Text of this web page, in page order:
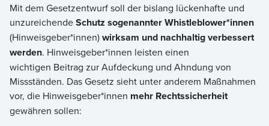
Mit dem Gesetzentwurf soll der bislang lückenhafte und
unzureichendeSchutz sogenannter Whistleblower*innen
(Hinweisgeber*innen)wirksam und nachhaltig verbessert
werden. Hinweisgeber*innen leisten einen
wichtigen Beitrag zur Aufdeckung und Ahndung von
Missständen. Das Gesetz sieht unter anderem Maßnahmen
vor, die Hinweisgeber*innen mehr Rechtssicherheit
gewähren sollen: